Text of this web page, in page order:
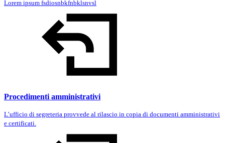
Lorem ipsum fsdiosnbkfnbklsnvsl
Procedimenti amministrativi
L’ufficio di segreteria provvede al rilascio in copia di documenti amministrativi
e certificati.